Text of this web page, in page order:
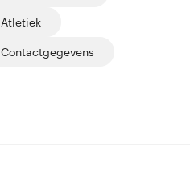
Atletiek
Contactgegevens